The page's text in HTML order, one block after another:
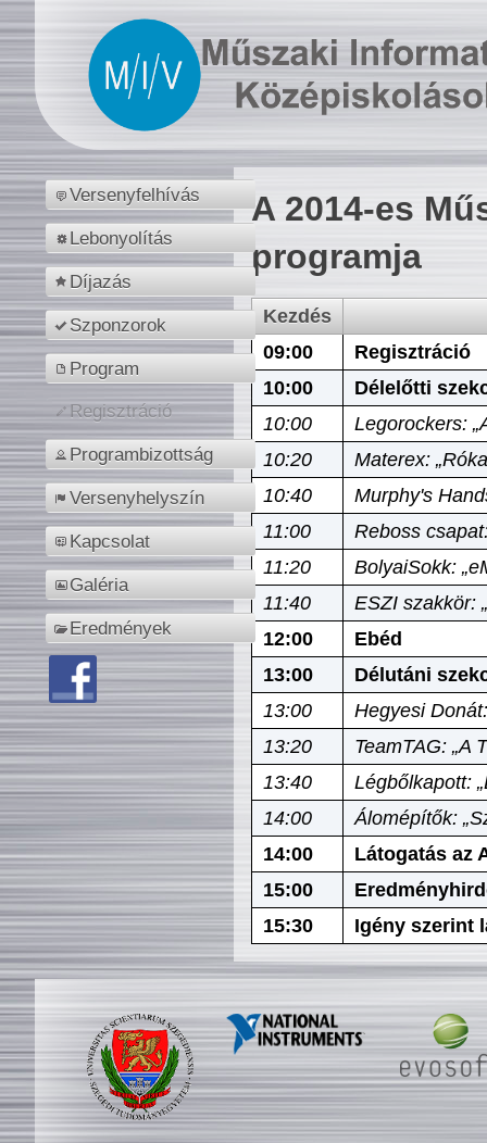
Versenyfelhívás
Lebonyolítás
Díjazás
Szponzorok
Program
Regisztráció
Programbizottság
Versenyhelyszín
Kapcsolat
Galéria
Eredmények
A 2014-es
programja
Kezdés
09:00
Regisztráció
10:00
Délelőtti
10:00
Legorockers:
10:20
Materex:
10:40
Murphy's
11:00
Reboss
11:20
BolyaiSokk:
11:40
ESZI szakkör:
12:00
Ebéd
13:00
Délutáni
13:00
Hegyesi
13:20
TeamTAG: „A
13:40
Légbőlkapott:
14:00
Álomépítők:
14:00
Látogatás az
15:00
15:30
Igény szerint